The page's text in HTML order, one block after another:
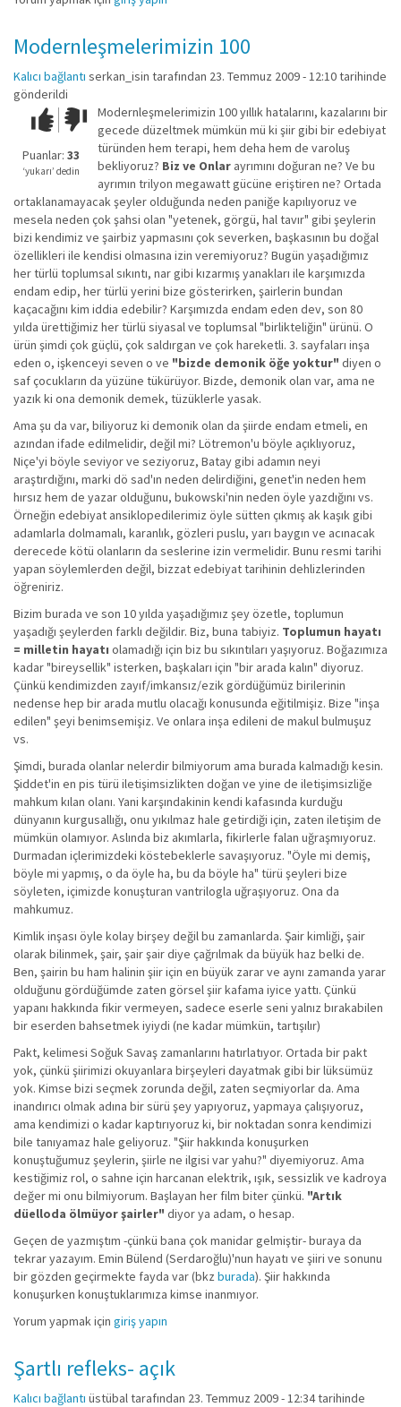
Modernleşmelerimizin 100
Kalıcı bağlantı serkan_isin tarafından 23. Temmuz 2009 - 12:10 tarihinde
gönderildi
Çok iyi!O
kadar
iyi
değil!
Puanlar: 33
‘yukarı’ dedin
Modernleşmelerimizin 100 yıllık hatalarını, kazalarını bir
gecede düzeltmek mümkün mü ki şiir gibi bir edebiyat
türünden hem terapi, hem deha hem de varoluş
bekliyoruz? Biz ve Onlar ayrımını doğuran ne? Ve bu
ayrımın trilyon megawatt gücüne eriştiren ne? Ortada
ortaklanamayacak şeyler olduğunda neden paniğe kapılıyoruz ve
mesela neden çok şahsi olan "yetenek, görgü, hal tavır" gibi şeylerin
bizi kendimiz ve şairbiz yapmasını çok severken, başkasının bu doğal
özellikleri ile kendisi olmasına izin veremiyoruz? Bugün yaşadığımız
her türlü toplumsal sıkıntı, nar gibi kızarmış yanakları ile karşımızda
endam edip, her türlü yerini bize gösterirken, şairlerin bundan
kaçacağını kim iddia edebilir? Karşımızda endam eden dev, son 80
yılda ürettiğimiz her türlü siyasal ve toplumsal "birlikteliğin" ürünü. O
ürün şimdi çok güçlü, çok saldırgan ve çok hareketli. 3. sayfaları inşa
eden o, işkenceyi seven o ve "bizde demonik öğe yoktur" diyen o
saf çocukların da yüzüne tükürüyor. Bizde, demonik olan var, ama ne
yazık ki ona demonik demek, tüzüklerle yasak.
Ama şu da var, biliyoruz ki demonik olan da şiirde endam etmeli, en
azından ifade edilmelidir, değil mi? Lötremon'u böyle açıklıyoruz,
Niçe'yi böyle seviyor ve seziyoruz, Batay gibi adamın neyi
araştırdığını, marki dö sad'ın neden delirdiğini, genet'in neden hem
hırsız hem de yazar olduğunu, bukowski'nin neden öyle yazdığını vs.
Örneğin edebiyat ansiklopedilerimiz öyle sütten çıkmış ak kaşık gibi
adamlarla dolmamalı, karanlık, gözleri puslu, yarı baygın ve acınacak
derecede kötü olanların da seslerine izin vermelidir. Bunu resmi tarihi
yapan söylemlerden değil, bizzat edebiyat tarihinin dehlizlerinden
öğreniriz.
Bizim burada ve son 10 yılda yaşadığımız şey özetle, toplumun
yaşadığı şeylerden farklı değildir. Biz, buna tabiyiz. Toplumun hayatı
= milletin hayatı olamadığı için biz bu sıkıntıları yaşıyoruz. Boğazımıza
kadar "bireysellik" isterken, başkaları için "bir arada kalın" diyoruz.
Çünkü kendimizden zayıf/imkansız/ezik gördüğümüz birilerinin
nedense hep bir arada mutlu olacağı konusunda eğitilmişiz. Bize "inşa
edilen" şeyi benimsemişiz. Ve onlara inşa edileni de makul bulmuşuz
vs.
Şimdi, burada olanlar nelerdir bilmiyorum ama burada kalmadığı kesin.
Şiddet'in en pis türü iletişimsizlikten doğan ve yine de iletişimsizliğe
mahkum kılan olanı. Yani karşındakinin kendi kafasında kurduğu
dünyanın kurgusallığı, onu yıkılmaz hale getirdiği için, zaten iletişim de
mümkün olamıyor. Aslında biz akımlarla, fikirlerle falan uğraşmıyoruz.
Durmadan içlerimizdeki köstebeklerle savaşıyoruz. "Öyle mi demiş,
böyle mi yapmış, o da öyle ha, bu da böyle ha" türü şeyleri bize
söyleten, içimizde konuşturan vantrilogla uğraşıyoruz. Ona da
mahkumuz.
Kimlik inşası öyle kolay birşey değil bu zamanlarda. Şair kimliği, şair
olarak bilinmek, şair, şair şair diye çağrılmak da büyük haz belki de.
Ben, şairin bu ham halinin şiir için en büyük zarar ve aynı zamanda yarar
olduğunu gördüğümde zaten görsel şiir kafama iyice yattı. Çünkü
yapanı hakkında fikir vermeyen, sadece eserle seni yalnız bırakabilen
bir eserden bahsetmek iyiydi (ne kadar mümkün, tartışılır)
Pakt, kelimesi Soğuk Savaş zamanlarını hatırlatıyor. Ortada bir pakt
yok, çünkü şiirimizi okuyanlara birşeyleri dayatmak gibi bir lüksümüz
yok. Kimse bizi seçmek zorunda değil, zaten seçmiyorlar da. Ama
inandırıcı olmak adına bir sürü şey yapıyoruz, yapmaya çalışıyoruz,
ama kendimizi o kadar kaptırıyoruz ki, bir noktadan sonra kendimizi
bile tanıyamaz hale geliyoruz. "Şiir hakkında konuşurken
konuştuğumuz şeylerin, şiirle ne ilgisi var yahu?" diyemiyoruz. Ama
kestiğimiz rol, o sahne için harcanan elektrik, ışık, sessizlik ve kadroya
değer mi onu bilmiyorum. Başlayan her film biter çünkü. "Artık
düelloda ölmüyor şairler" diyor ya adam, o hesap.
Geçen de yazmıştım -çünkü bana çok manidar gelmiştir- buraya da
tekrar yazayım. Emin Bülend (Serdaroğlu)'nun hayatı ve şiiri ve sonunu
bir gözden geçirmekte fayda var (bkz burada). Şiir hakkında
konuşurken konuştuklarımıza kimse inanmıyor.
Yorum yapmak için giriş yapın
Şartlı refleks- açık
Kalıcı bağlantı üstübaltarafından 23. Temmuz 2009 - 12:34 tarihinde